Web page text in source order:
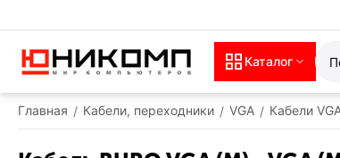
Каталог
Главная / Кабели, переходники / VGA / Кабели